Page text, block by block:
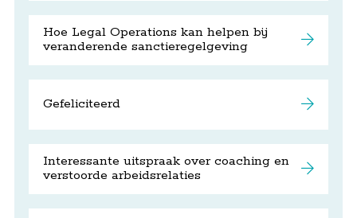
Hoe Legal Operations kan helpen bij
veranderende sanctieregelgeving
Gefeliciteerd
Interessante uitspraak over coaching en
verstoorde arbeidsrelaties